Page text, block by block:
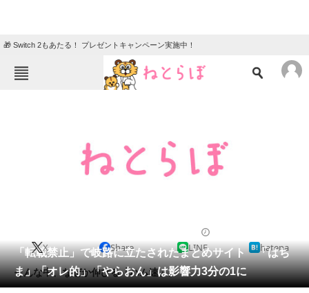
🎁 Switch 2もあたる！ プレゼントキャンペーン実施中！
クイズ
地域
会員記事
メディア
「転載禁止」で岐路に立たされたまとめサイト 「はち
ま」「オレ的」「やらおん」は影響力3分の1に
X Share LINE hatena
そんな中、なぜか伸びる「ハム速」。